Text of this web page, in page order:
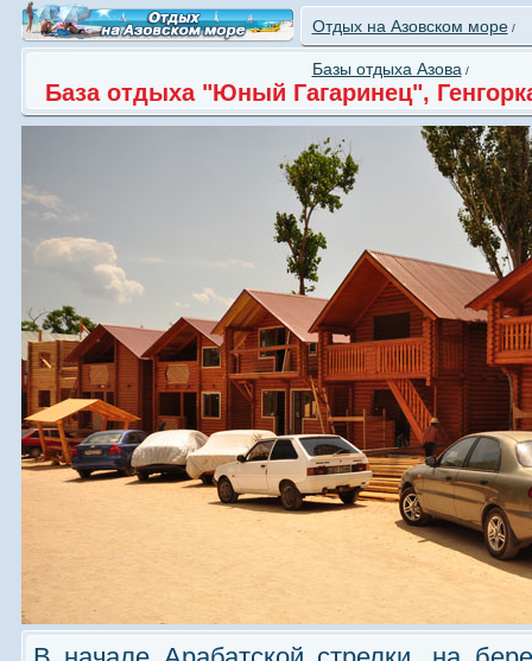
Отдых на Азовском море/
Базы отдыха Азова /
База отдыха "Юный Гагаринец",